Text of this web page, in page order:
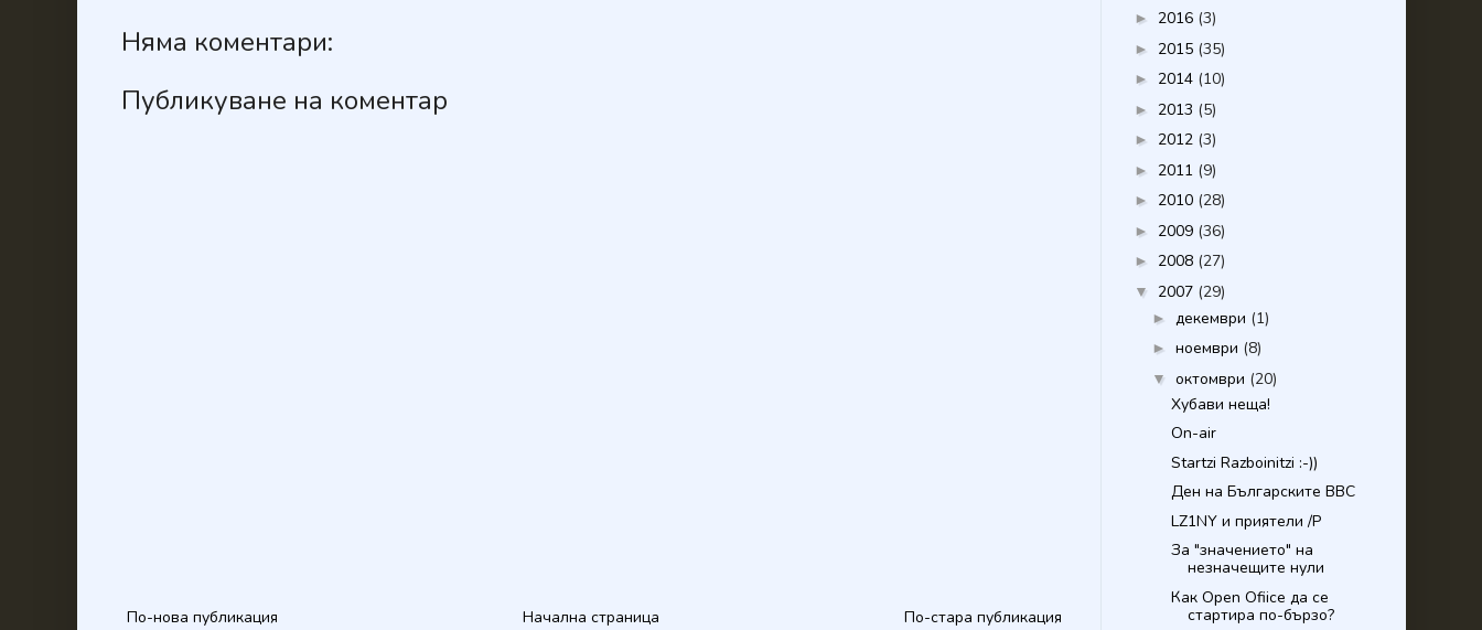
Няма коментари:
Публикуване на коментар
По-нова публикация По-стара публикация
Начална страница
► 2016 (3)
► 2015 (35)
► 2014 (10)
► 2013 (5)
► 2012 (3)
► 2011 (9)
► 2010 (28)
► 2009 (36)
► 2008 (27)
▼ 2007 (29)
► декември (1)
►ноември (8)
▼октомври (20)
Хубави неща!
On-air
Startzi Razboinitzi :-))
Ден на Българските ВВС
LZ1NY и приятели /P
За "значението" на
незначещите нули
Как Open Ofiice да се
стартира по-бързо?